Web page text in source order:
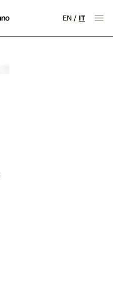
EN / IT